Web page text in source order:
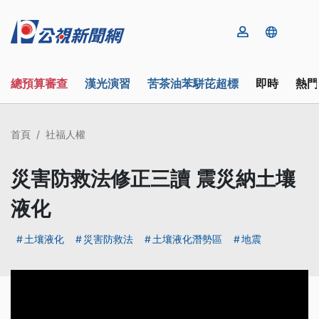
總預算審查 漢光演習 苦茶油苯駢芘超標 即時 熱
首頁 社福人權
災害防救法修正三讀 震災納土壤
液化
土壤液化 災害防救法 土壤液化潛勢區 地震